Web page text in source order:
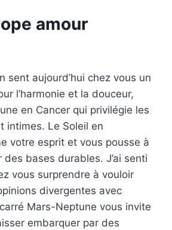
amour
sent aujourd’hui chez vous un
l’harmonie et la douceur,
en Cancer qui privilégie les
intimes. Le Soleil en
votre esprit et vous pousse à
bases durables. J’ai senti
vous surprendre à vouloir
divergentes avec
Mars-Neptune vous invite
embarquer par des